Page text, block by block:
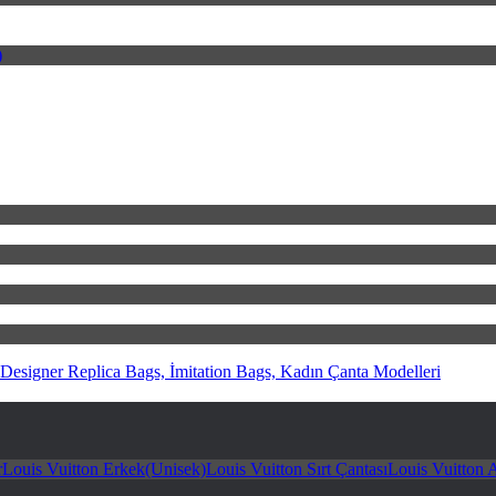
Replica Bags, İmitation Bags, Kadın Çanta Modelleri
Louis Vuitton Erkek(Unisek)Louis Vuitton Sırt ÇantasıLouis Vuitton